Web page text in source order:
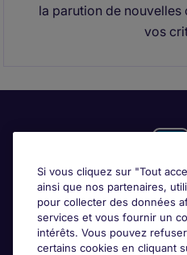
la parution de
vos
Candidats
Si vous cliquez sur "Tout
ainsi que nos partenaires,
pour collecter des données
services et vous fournir un
intérêts. Vous pouvez
certains cookies en cliquant